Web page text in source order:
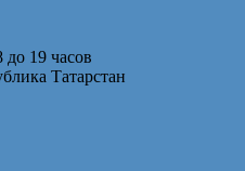
до 19 часов
Татарстан